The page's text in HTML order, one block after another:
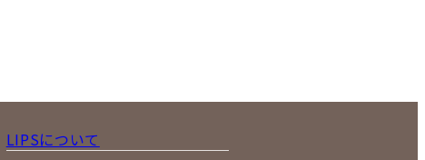
LIPSについて